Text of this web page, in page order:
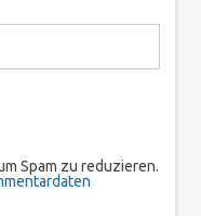
Spam zu reduzieren.